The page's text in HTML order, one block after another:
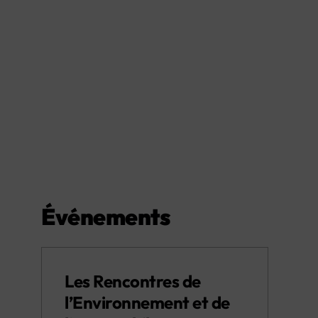
Événements
Les Rencontres de
l’Environnement et de